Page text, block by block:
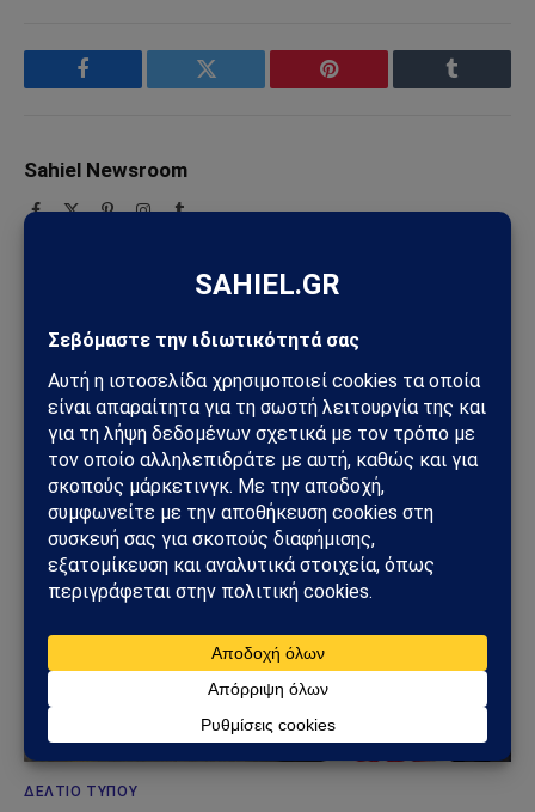
Facebook Twitter Pinterest Tumblr
Sahiel Newsroom
Facebook
X
PinterestInstagram
Tumblr
και ανάλυσης με έμφαση στη γεωπολιτική, τη διεθνή
που επηρεάζουν την Ελλάδα και τον ευρύτερο ελληνισμό.
ΔΕΙΤΕ ΕΠΙΣΗΣ →
ΔΕΛΤΊΟ ΤΎΠΟΥ